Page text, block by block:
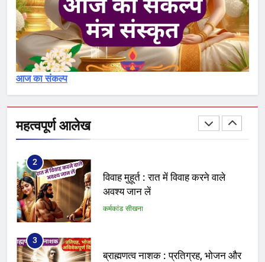
आज का संकल्प
महत्वपूर्ण आलेख
30
शुद्धिकरण : पवित्रीकरण मंत्र और विधि
का विश्लेषण – Pavitrikaran – 1
कर्मकांड सीखना
1
2
विवाह मुहूर्त : रात में विवाह करने वाले
अवश्य जान लें
कर्मकांड सीखना
3
ब्राह्मणत्व नाशक : प्रतिग्रह, भोजन और